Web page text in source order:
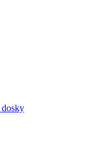
dosky